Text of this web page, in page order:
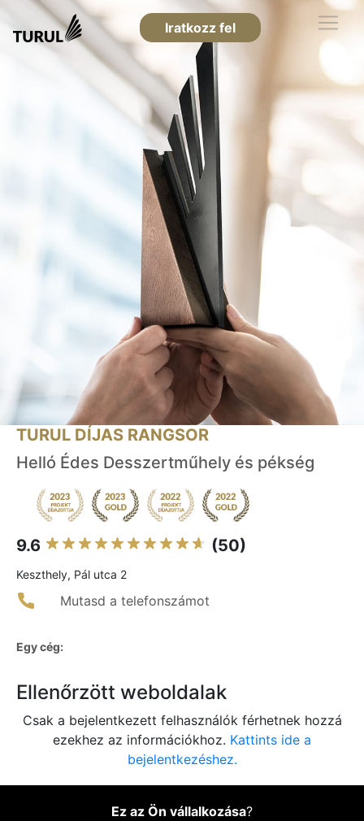
Iratkozz fel
TURUL DÍJAS RANGSOR
Helló Édes Desszertműhely és pékség
9.6 (50)
Keszthely, Pál utca 2
Mutasd a telefonszámot
Egy cég:
Ellenőrzött weboldalak
Csak a bejelentkezett felhasználók férhetnek hozzá
ezekhez az információkhoz. Kattints ide a
bejelentkezéshez.
Ez az Ön vállalkozása?